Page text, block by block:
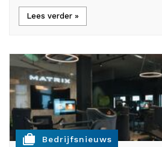
Lees verder »
cases Bedrijfsnieuws